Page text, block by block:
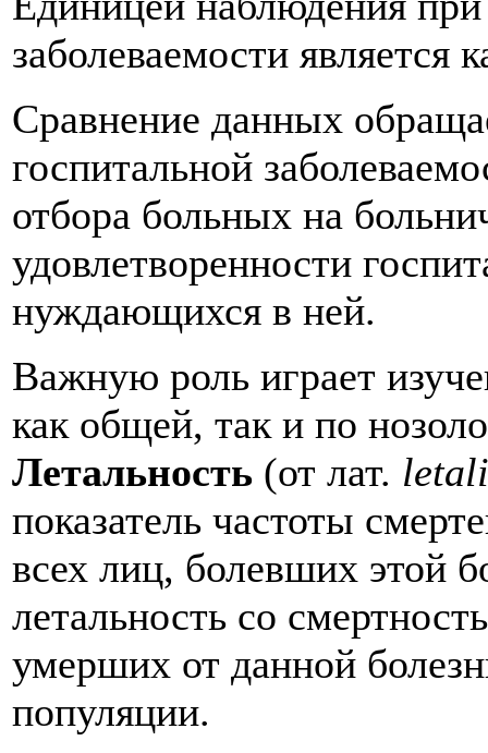
заболеваемости является
Сравнение данных
госпитальной
отбора больных на
удовлетворенности
нуждающихся в ней.
Важную роль играет
как общей, так и по
Летальность (от лат.
показатель частоты
всех лиц, болевших этой
летальность со
умерших от данной
популяции.